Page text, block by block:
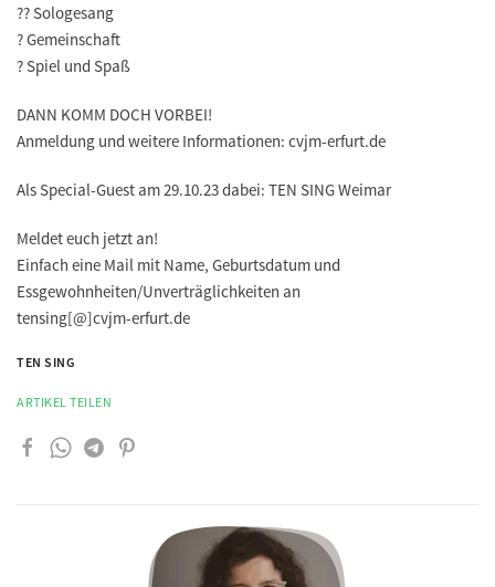
?? Sologesang
? Gemeinschaft
? Spiel und Spaß
DANN KOMM DOCH VORBEI!
Anmeldung und weitere Informationen: cvjm-erfurt.de
Als Special-Guest am 29.10.23 dabei: TEN SING Weimar
Meldet euch jetzt an!
Einfach eine Mail mit Name, Geburtsdatum und
Essgewohnheiten/Unverträglichkeiten an
tensing[@]cvjm-erfurt.de
TEN SING
ARTIKEL TEILEN